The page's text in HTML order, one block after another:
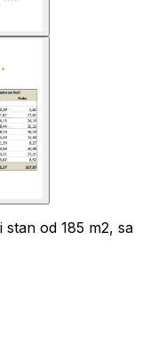
stan od 185 m2, sa